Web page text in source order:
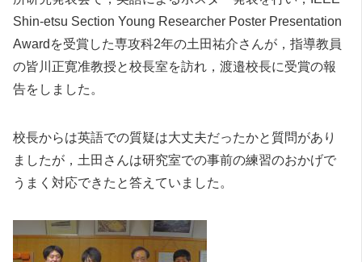
Shin-etsu Section Young Researcher Poster Presentation
Awardを受賞した専攻科2年の土田祐介さんが，指導教員
の皆川正寛准教授と校長室を訪れ，渡邉校長に受賞の報
告をしました。
校長からは英語での質疑は大丈夫だったかと質問があり
ましたが，土田さんは研究室での事前の練習のおかげで
うまく対応できたと答えていました。